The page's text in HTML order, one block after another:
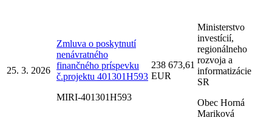
25. 3. 2026
Zmluva o poskytnutí
nenávratného
finančného príspevku
č.projektu 401301H593
MIRI-401301H593
238 673,61
EUR
Ministerstvo
investícií,
regionálneho
rozvoja a
informatizácie
SR
Obec Horná
Mariková